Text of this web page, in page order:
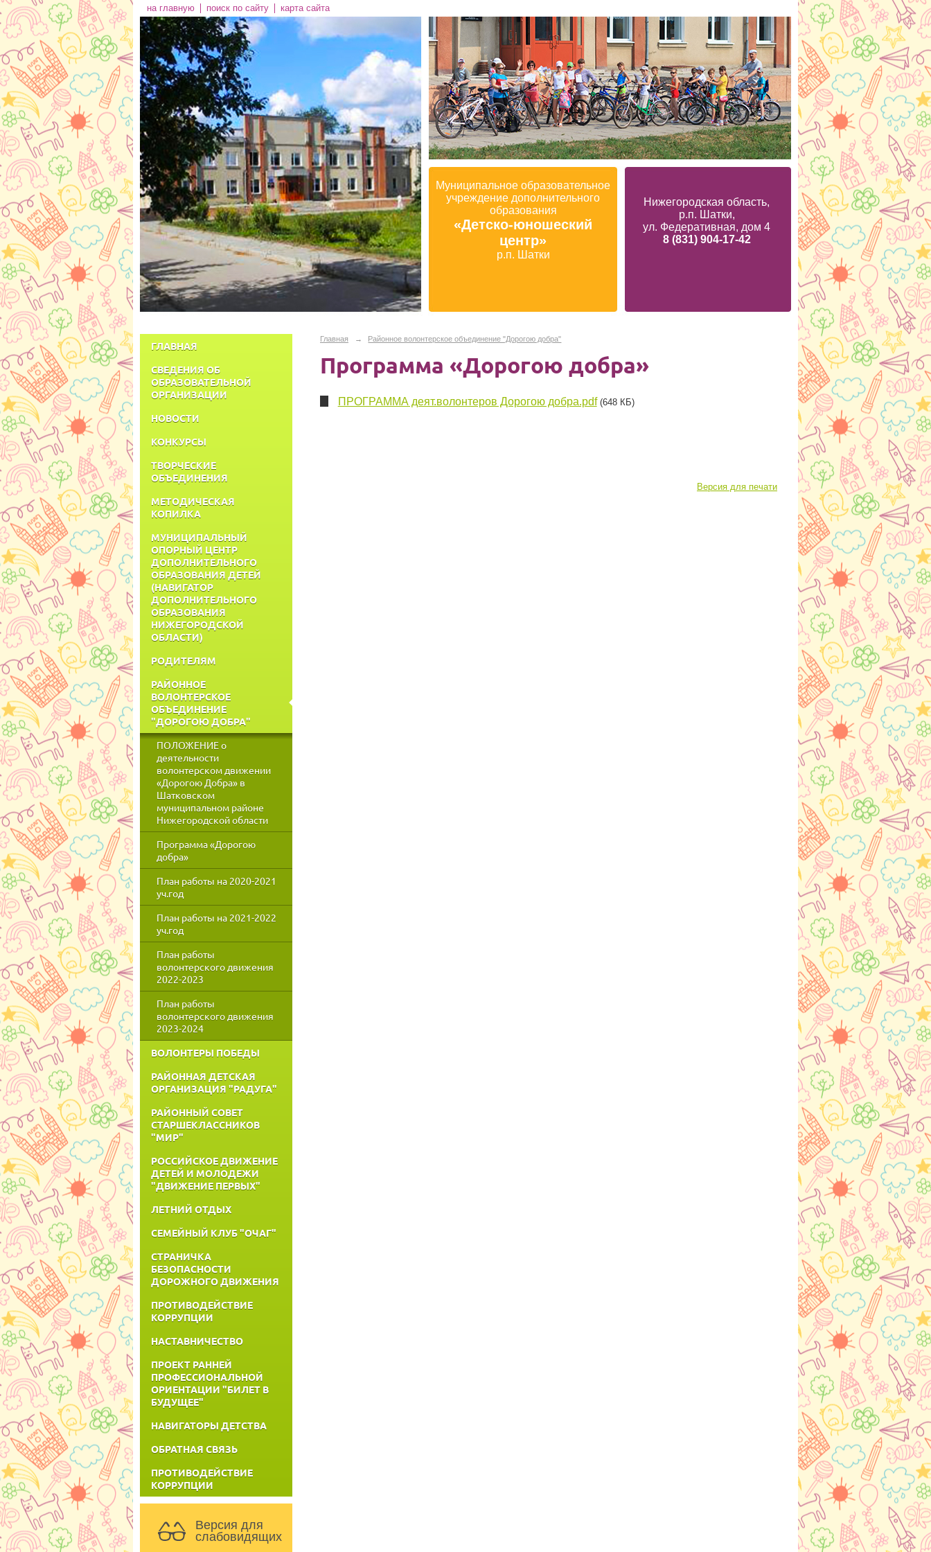
на главную поиск по сайту карта сайта
Муниципальное образовательное
учреждение дополнительного
образования
«Детско-юношеский
центр»
р.п. Шатки
Нижегородская область,
р.п. Шатки,
ул. Федеративная, дом 4
8 (831) 904-17-42
ГЛАВНАЯ
СВЕДЕНИЯ ОБ
ОБРАЗОВАТЕЛЬНОЙ
ОРГАНИЗАЦИИ
НОВОСТИ
КОНКУРСЫ
ТВОРЧЕСКИЕ
ОБЪЕДИНЕНИЯ
МЕТОДИЧЕСКАЯ
КОПИЛКА
МУНИЦИПАЛЬНЫЙ
ОПОРНЫЙ ЦЕНТР
ДОПОЛНИТЕЛЬНОГО
ОБРАЗОВАНИЯ ДЕТЕЙ
(НАВИГАТОР
ДОПОЛНИТЕЛЬНОГО
ОБРАЗОВАНИЯ
НИЖЕГОРОДСКОЙ
ОБЛАСТИ)
РОДИТЕЛЯМ
РАЙОННОЕ
ВОЛОНТЕРСКОЕ
ОБЪЕДИНЕНИЕ
"ДОРОГОЮ ДОБРА"
ПОЛОЖЕНИЕ о
деятельности
волонтерском движении
«Дорогою Добра» в
Шатковском
муниципальном районе
Нижегородской области
Программа «Дорогою
добра»
План работы на 2020-2021
уч.год
План работы на 2021-2022
уч.год
План работы
волонтерского движения
2022-2023
План работы
волонтерского движения
2023-2024
ВОЛОНТЕРЫ ПОБЕДЫ
РАЙОННАЯ ДЕТСКАЯ
ОРГАНИЗАЦИЯ "РАДУГА"
РАЙОННЫЙ СОВЕТ
СТАРШЕКЛАССНИКОВ
"МИР"
РОССИЙСКОЕ ДВИЖЕНИЕ
ДЕТЕЙ И МОЛОДЕЖИ
"ДВИЖЕНИЕ ПЕРВЫХ"
ЛЕТНИЙ ОТДЫХ
СЕМЕЙНЫЙ КЛУБ "ОЧАГ"
СТРАНИЧКА
БЕЗОПАСНОСТИ
ДОРОЖНОГО ДВИЖЕНИЯ
ПРОТИВОДЕЙСТВИЕ
КОРРУПЦИИ
НАСТАВНИЧЕСТВО
ПРОЕКТ РАННЕЙ
ПРОФЕССИОНАЛЬНОЙ
ОРИЕНТАЦИИ "БИЛЕТ В
БУДУЩЕЕ"
НАВИГАТОРЫ ДЕТСТВА
ОБРАТНАЯ СВЯЗЬ
ПРОТИВОДЕЙСТВИЕ
КОРРУПЦИИ
Версия для
слабовидящих
Главная → Районное волонтерское объединение "Дорогою добра"
Программа «Дорогою добра»
ПРОГРАММА деят.волонтеров Дорогою добра.pdf (648 КБ)
Версия для печати